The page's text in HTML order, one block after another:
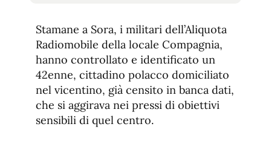
de
fuente
de
fuente.
Stamane a Sora, i militari dell’Aliquota
Radiomobile della locale Compagnia,
hanno controllato e identificato un
42enne, cittadino polacco domiciliato
nel vicentino, già censito in banca dati,
che si aggirava nei pressi di obiettivi
sensibili di quel centro.